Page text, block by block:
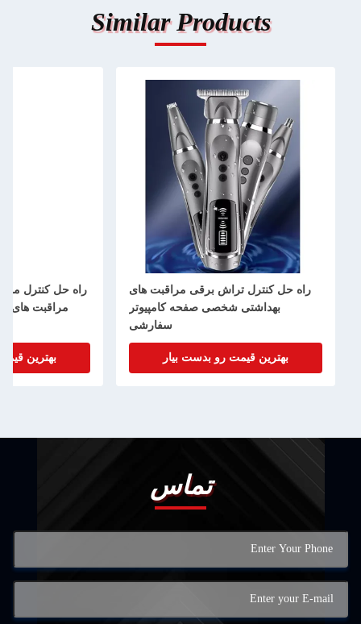
Similar Products
راه حل کنترل تراش برقی مراقبت های
بهداشتی شخصی صفحه کامپیوتر
سفارشی
بهترین قیمت رو بدست بیار
راه حل کنترل
مراقبت های
بهترین
تماس